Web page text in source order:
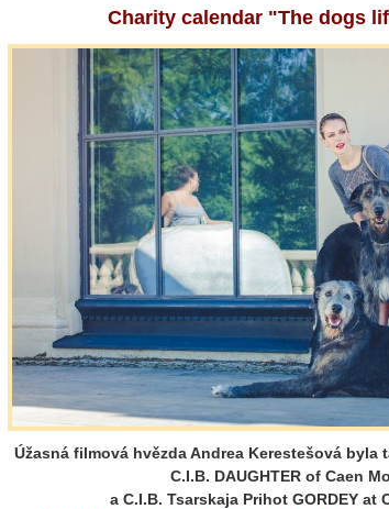
Charity calendar "The dogs
Úžasná filmová hvězda Andrea Kerestešová byla
C.I.B. DAUGHTER of Caen
a C.I.B. Tsarskaja Prihot GORDEY at